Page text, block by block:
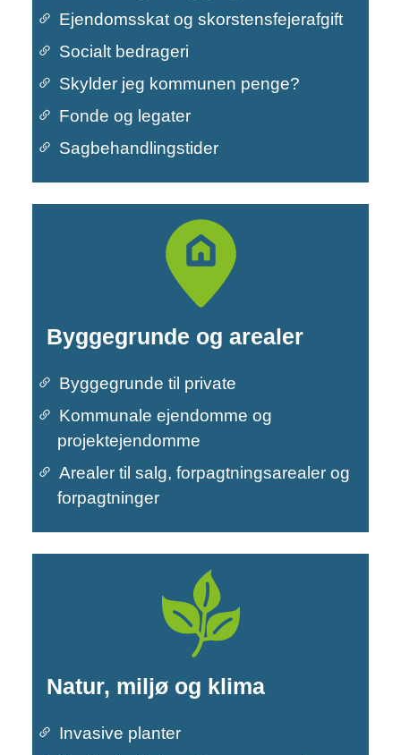
Primær navigation
Ejendomsskat og skorstensfejerafgift
Socialt bedrageri
Skylder jeg kommunen penge?
Fonde og legater
Sagbehandlingstider
Byggegrunde og arealer
Primær navigation
Byggegrunde til private
Kommunale ejendomme og
projektejendomme
Arealer til salg, forpagtningsarealer og
forpagtninger
Natur, miljø og klima
Invasive planter